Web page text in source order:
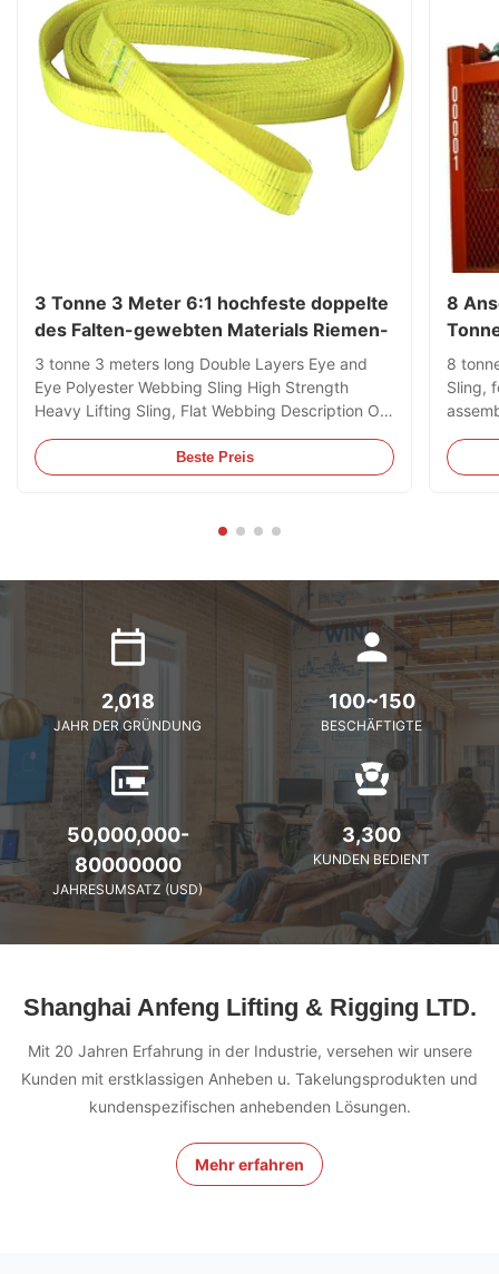
3 Tonne 3 Meter 6:1 hochfeste doppelte
des Falten-gewebten Materials Riemen-
3 tonne 3 meters long Double Layers Eye and
Eye Polyester Webbing Sling High Strength
Heavy Lifting Sling, Flat Webbing Description Our
manufactured and supplied in accordance to EN
1492-1:2000, AS 1353.1-1997 or JB/T 8521-
Beste Preis
8
8
Sling,
mainly
2,018
JAHR DER GRÜNDUNG
100~150
BESCHÄFTIGTE
50,000,000-
80000000
JAHRESUMSATZ (USD)
3,300
KUNDEN BEDIENT
Shanghai Anfeng Lifting & Rigging LTD.
Mit 20 Jahren Erfahrung in der Industrie, versehen wir unsere
Kunden mit erstklassigen Anheben u. Takelungsprodukten und
kundenspezifischen anhebenden Lösungen.
Mehr erfahren